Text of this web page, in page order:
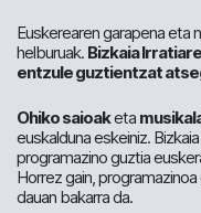
Euskerearen garapena eta
helburuak. Bizkaia
entzule guztientzat
Ohiko saioaketa
euskalduna eskeiniz.
programazino guztia
Horrez gain,
dauan bakarra da.